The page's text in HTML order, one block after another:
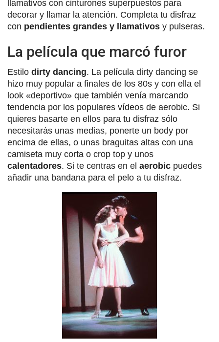
llamativos con cinturones superpuestos para
decorar y llamar la atención. Completa tu disfraz
con pendientes grandes y llamativos y pulseras.
La película que marcó furor
Estilo dirty dancing. La película dirty dancing se
hizo muy popular a finales de los 80s y con ella el
look «deportivo» que también venía marcando
tendencia por los populares vídeos de aerobic. Si
quieres basarte en ellos para tu disfraz sólo
necesitarás unas medias, ponerte un body por
encima de ellas, o unas braguitas altas con una
camiseta muy corta o crop top y unos
calentadores. Si te centras en el aerobic puedes
añadir una bandana para el pelo a tu disfraz.